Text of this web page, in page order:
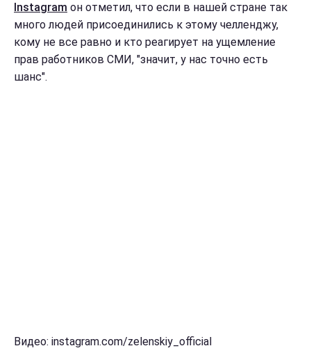
Instagram он отметил, что если в нашей стране так
много людей присоединились к этому челленджу,
кому не все равно и кто реагирует на ущемление
прав работников СМИ, "значит, у нас точно есть
шанс".
Видео: instagram.com/zelenskiy_official